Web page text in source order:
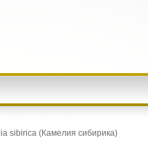
sibirica (Камелия сибирика)